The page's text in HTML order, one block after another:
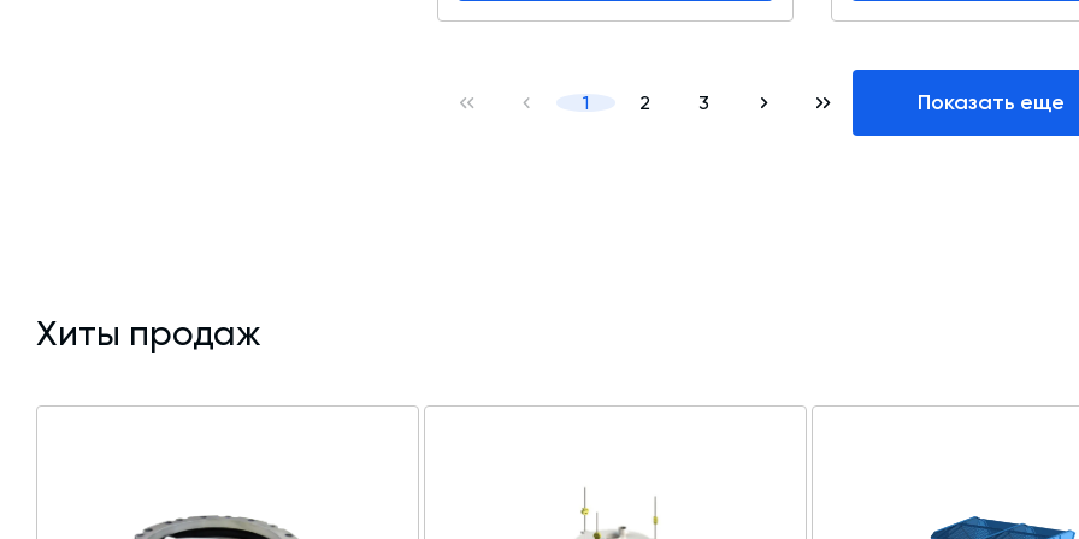
1 2 3 Показать еще
Хиты продаж